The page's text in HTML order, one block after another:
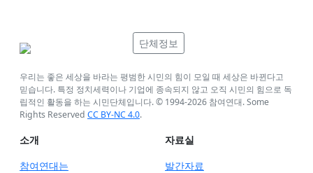
단체정보
우리는 좋은 세상을 바라는 평범한 시민의 힘이 모일 때 세상은 바뀐다고
믿습니다. 특정 정치세력이나 기업에 종속되지 않고 오직 시민의 힘으로 독
립적인 활동을 하는 시민단체입니다. © 1994-2026 참여연대. Some
Rights Reserved CC BY-NC 4.0.
소개
참여연대는
자료실
발간자료